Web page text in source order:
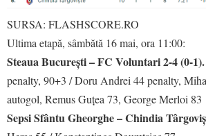
SURSA: FLASHSCORE.RO
Ultima etapă, sâmbătă 16 mai, ora 11:00:
Steaua București – FC Voluntari 2-4 (0-1).
penalty, 90+3 / Doru Andrei 44 penalty,
autogol, Remus Guțea 73, George Merloi 83
Sepsi Sfântu Gheorghe – Chindia